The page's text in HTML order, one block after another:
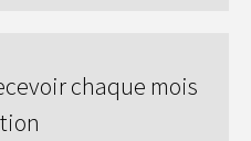
chaque mois